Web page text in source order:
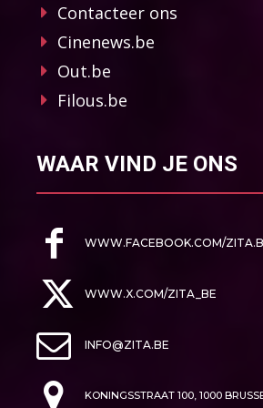
Contacteer ons
Cinenews.be
Out.be
Filous.be
WAAR VIND JE ONS
WWW.FACEBOOK.COM/
WWW.X.COM/ZITA_BE
INFO@ZITA.BE
KONINGSSTRAAT 100, 1000